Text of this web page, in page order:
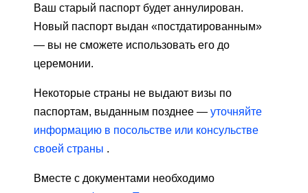
Ваш старый паспорт будет аннулирован.
Новый паспорт выдан «постдатированным»
— вы не сможете использовать его до
церемонии.
Некоторые страны не выдают визы по
паспортам, выданным позднее — уточняйте
информацию в посольстве или консульстве
своей страны .
Вместе с документами необходимо